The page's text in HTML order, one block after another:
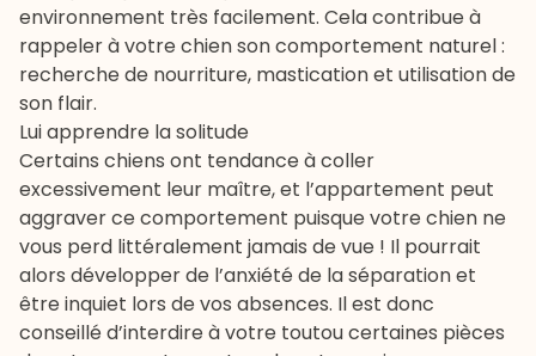
environnement très facilement. Cela contribue à
rappeler à votre chien son comportement naturel :
recherche de nourriture, mastication et utilisation de
son flair.
Lui apprendre la solitude
Certains chiens ont tendance à coller
excessivement leur maître, et l’appartement peut
aggraver ce comportement puisque votre chien ne
vous perd littéralement jamais de vue ! Il pourrait
alors développer de l’anxiété de la séparation et
être inquiet lors de vos absences. Il est donc
conseillé d’interdire à votre toutou certaines pièces